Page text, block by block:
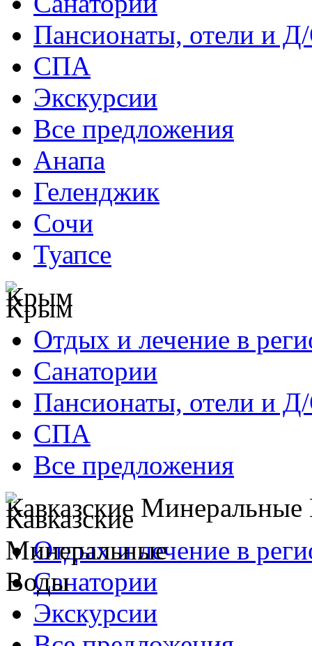
Пансионаты, отели и
СПА
Экскурсии
Все предложения
Анапа
Геленджик
Сочи
Туапсе
Крым
Отдых и лечение в
Санатории
Пансионаты, отели и
СПА
Все предложения
Кавказские
Отдых и лечение в
Санатории
Экскурсии